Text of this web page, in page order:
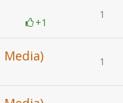
+1
1
1